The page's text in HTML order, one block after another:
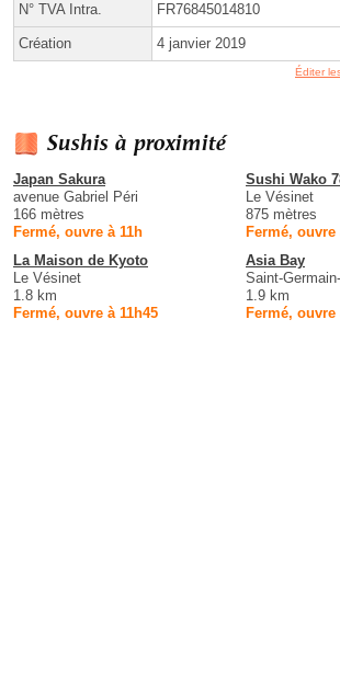
N° TVA Intra. FR76845014810
Création 4 janvier 2019
Éditer
Sushis à proximité
Japan Sakura
avenue Gabriel Péri
166 mètres
Fermé, ouvre à 11h
Sushi Wako
Le Vésinet
875 mètres
Fermé, ouvre
La Maison de Kyoto
Le Vésinet
1.8 km
Fermé, ouvre à 11h45
Asia Bay
Saint-
1.9 km
Fermé, ouvre